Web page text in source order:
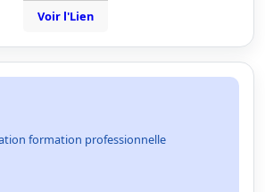
Voir l'Lien
formation professionnelle